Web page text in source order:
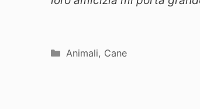
Categorie
Animali, Cane